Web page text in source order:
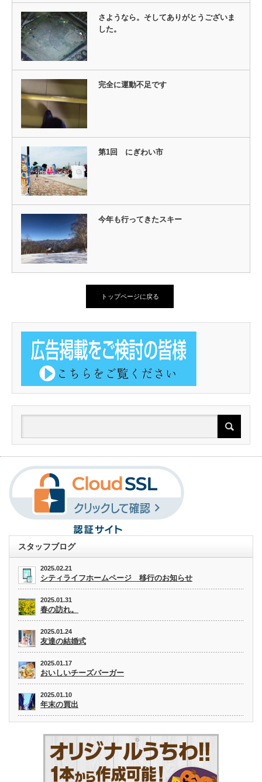
さようなら。そしてありがとうございま
した。
完全に運動不足です
第1回 にぎわい市
今年も行ってきたスキー
トップページに戻る
スタッフブログ
2025.02.21
シティライフホームページ 移行のお知らせ
2025.01.31
春の訪れ。
2025.01.24
友達の結婚式
2025.01.17
おいしいチーズバーガー
2025.01.10
年末の買出